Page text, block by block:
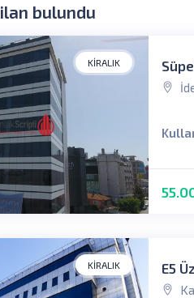
ilan bulundu
KIRALIK
KIRALIK E5